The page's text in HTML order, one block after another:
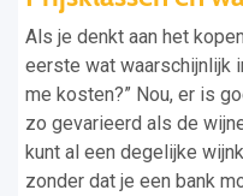
Als je denkt aan het
eerste wat waarschijnlijk
me kosten?” Nou, er is
zo gevarieerd als de
kunt al een degelijke
zonder dat je een bank